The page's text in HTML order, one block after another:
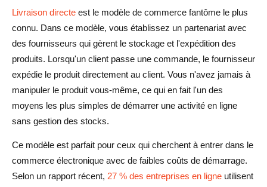
Livraison directe est le modèle de commerce fantôme le plus
connu. Dans ce modèle, vous établissez un partenariat avec
des fournisseurs qui gèrent le stockage et l'expédition des
produits. Lorsqu'un client passe une commande, le fournisseur
expédie le produit directement au client. Vous n'avez jamais à
manipuler le produit vous-même, ce qui en fait l'un des
moyens les plus simples de démarrer une activité en ligne
sans gestion des stocks.
Ce modèle est parfait pour ceux qui cherchent à entrer dans le
commerce électronique avec de faibles coûts de démarrage.
Selon un rapport récent, 27 % des entreprises en ligne utilisent